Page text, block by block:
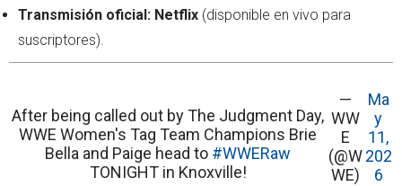
Transmisión oficial: Netflix (disponible en vivo para
suscriptores).
After being called out by The Judgment Day,
WWE Women's Tag Team Champions Brie
Bella and Paige head to #WWERaw
TONIGHT in Knoxville!
—
WW
E
(@W
WE)
Ma
y
11,
202
6